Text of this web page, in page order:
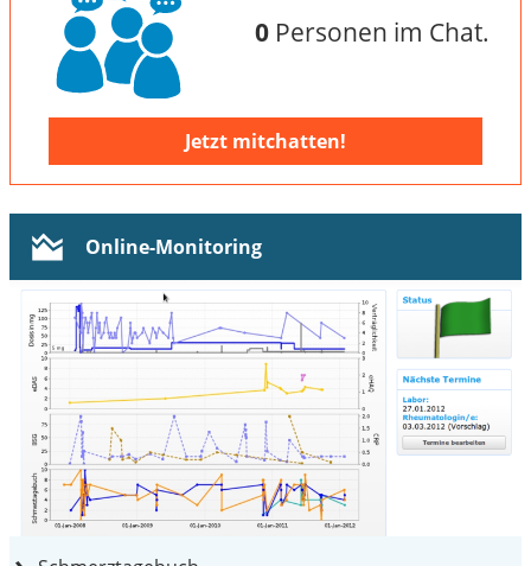
0Personen im Chat.
Jetzt mitchatten!
Online-Monitoring